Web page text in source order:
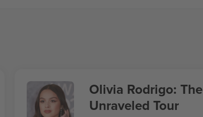
Olivia Rodrigo: The
Unraveled Tour